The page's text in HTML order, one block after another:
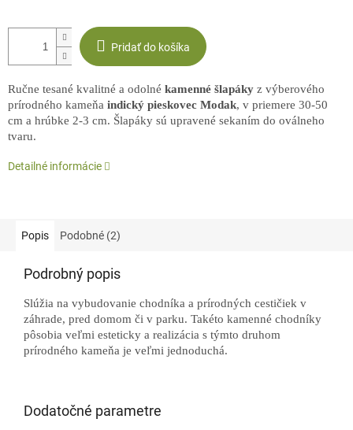
Pridať do košíka
Ručne tesané kvalitné a odolné kamenné šlapáky z výberového
prírodného kameňa indický pieskovec Modak, v priemere 30-50
cm a hrúbke 2-3 cm. Šlapáky sú upravené sekaním do oválneho
tvaru.
Detailné informácie
Popis Podobné (2)
Podrobný popis
Slúžia na vybudovanie chodníka a prírodných cestičiek v
záhrade, pred domom či v parku. Takéto kamenné chodníky
pôsobia veľmi esteticky a realizácia s týmto druhom
prírodného kameňa je veľmi jednoduchá.
Dodatočné parametre